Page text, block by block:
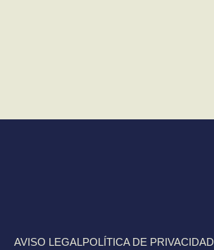
AVISO LEGALPOLÍTICA DE PRIVACIDAD